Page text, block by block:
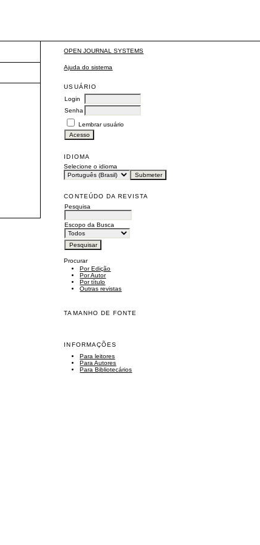
OPEN JOURNAL SYSTEMS
Ajuda do sistema
USUÁRIO
Login
Senha
Lembrar usuário
IDIOMA
Selecione o idioma
CONTEÚDO DA REVISTA
Pesquisa
Escopo da Busca
Procurar
Por Edição
Por Autor
Por título
Outras revistas
TAMANHO DE FONTE
INFORMAÇÕES
Para leitores
Para Autores
Para Bibliotecários